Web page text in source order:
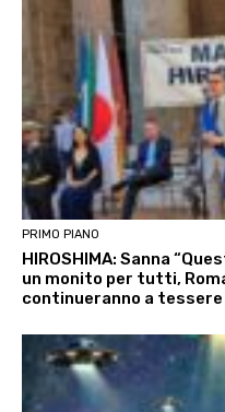
PRIMO PIANO
HIROSHIMA: Sanna
un monito per tutti,
continueranno a tessere